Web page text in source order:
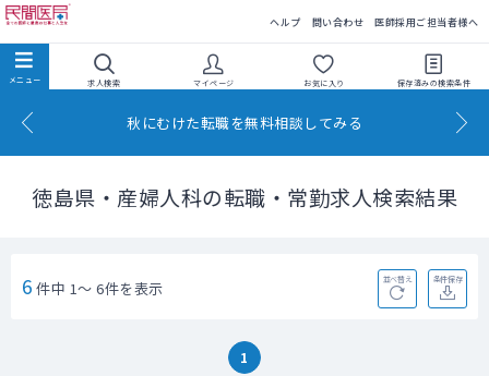
ヘルプ 問い合わせ 医師採用ご担当者様へ
求人検索 マイページ お気に入り 保存済みの検索条件
秋にむけた転職を無料相談してみる
徳島県・産婦人科の転職・常勤求人検索結果
6 件中 1～ 6件を表示 並べ替え 条件保存
1